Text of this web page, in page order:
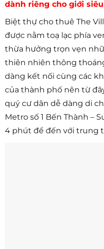
dành riêng cho giới
Biệt thự cho thuê The
được nằm toạ lạc phía
thừa hưởng trọn vẹn
thiên nhiên thông
dàng kết nối cùng các
của thành phố nên từ
quý cư dân dễ dàng di
Metro số 1 Bến Thành –
4 phút để đến với trung